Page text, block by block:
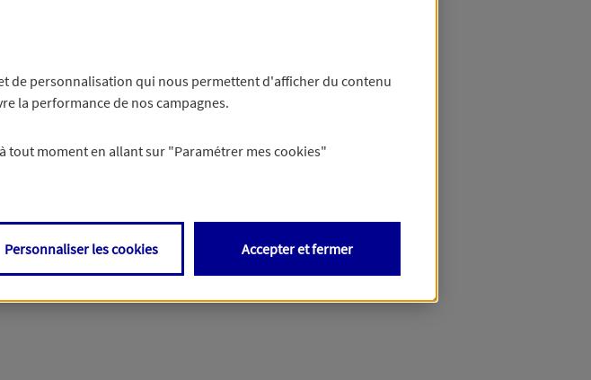
d’informations,
de personnalisation qui nous permettent d'afficher du contenu
la performance de nos campagnes.
tout moment en allant sur "Paramétrer mes cookies"
Personnaliser les cookies Accepter et fermer